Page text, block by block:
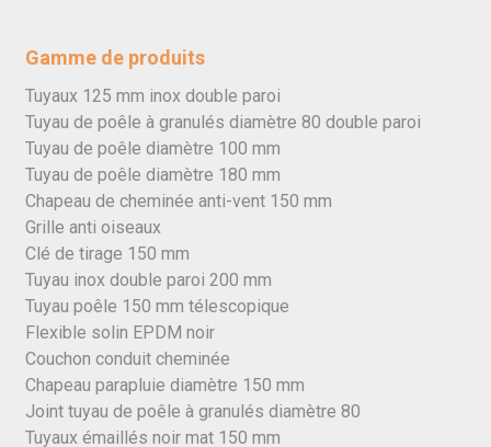
Gamme de produits
Tuyaux 125 mm inox double paroi
Tuyau de poêle à granulés diamètre 80 double paroi
Tuyau de poêle diamètre 100 mm
Tuyau de poêle diamètre 180 mm
Chapeau de cheminée anti-vent 150 mm
Grille anti oiseaux
Clé de tirage 150 mm
Tuyau inox double paroi 200 mm
Tuyau poêle 150 mm télescopique
Flexible solin EPDM noir
Couchon conduit cheminée
Chapeau parapluie diamètre 150 mm
Joint tuyau de poêle à granulés diamètre 80
Tuyaux émaillés noir mat 150 mm